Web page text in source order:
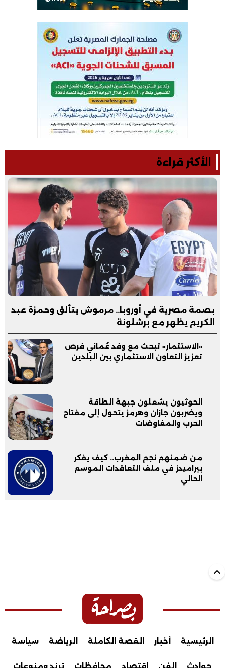
الأكثر قراءة
بصمة مصرية في أوروبا.. مرموش يتألق وحمزة عبد
الكريم يظهر مع برشلونة
«الاستثمار» تبحث مع وفد عُماني فرص
تعزيز التعاون الاستثماري بين البلدين
الحوثيون يشعلون جبهة الطاقة
ويضربون جازان وهرمز يتحول إلى مفتاح
الحرب والمفاوضات
من ضمنهم نجم المغرب.. كيف يفكر
بيراميدز في ملف التعاقدات الموسم
الحالي
الرئيسية أخبار القصة الكاملة الرياضة سياسة
حوادث الفن اقتصاد محافظات ترند ومنوعات